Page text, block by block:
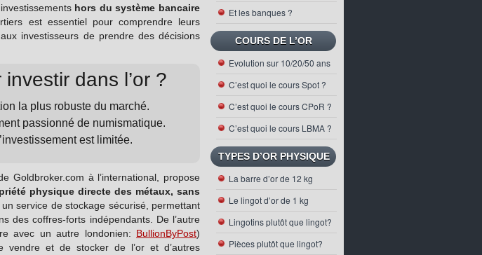
hors du système bancaire
est essentiel pour comprendre leurs
investisseurs de prendre des décisions
dans l’or ?
la plus robuste du marché.
passionné de numismatique.
est limitée.
Goldbroker.com à l’international, propose
physique directe des métaux, sans
un service de stockage sécurisé, permettant
des coffres-forts indépendants. De l’autre
avec un autre londonien: BullionByPost)
vendre et de stocker de l’or et d’autres
Et les banques ?
COURS DE L’OR
Evolution sur 10/20/50 ans
C’est quoi le cours Spot ?
C’est quoi le cours CPoR ?
C’est quoi le cours LBMA ?
TYPES D’OR PHYSIQUE
La barre d’or de 12 kg
Le lingot d’or de 1 kg
Lingotins plutôt que lingot?
Pièces plutôt que lingot?